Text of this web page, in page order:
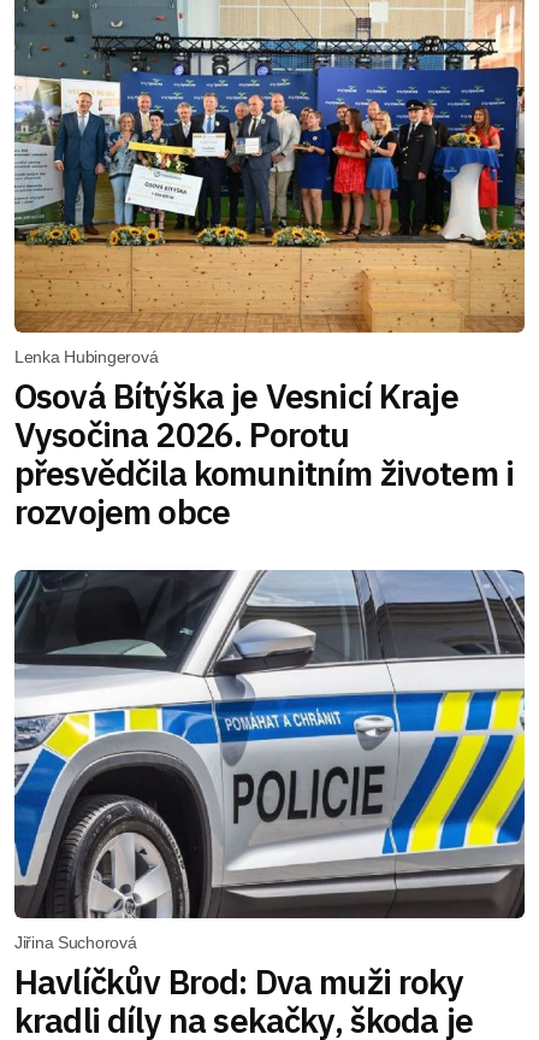
Lenka Hubingerová
Osová Bítýška je Vesnicí Kraje
Vysočina 2026. Porotu
přesvědčila komunitním životem i
rozvojem obce
Jiřina Suchorová
Havlíčkův Brod: Dva muži roky
kradli díly na sekačky, škoda je